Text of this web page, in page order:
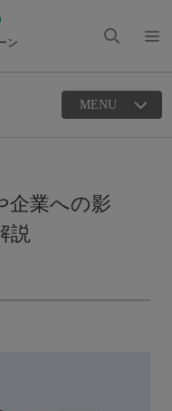
ン
ュー
を開
く
MENU
企業への影
説